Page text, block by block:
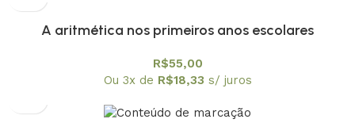
A aritmética nos primeiros anos escolares
R$55,00
Ou 3x de R$18,33 s/ juros